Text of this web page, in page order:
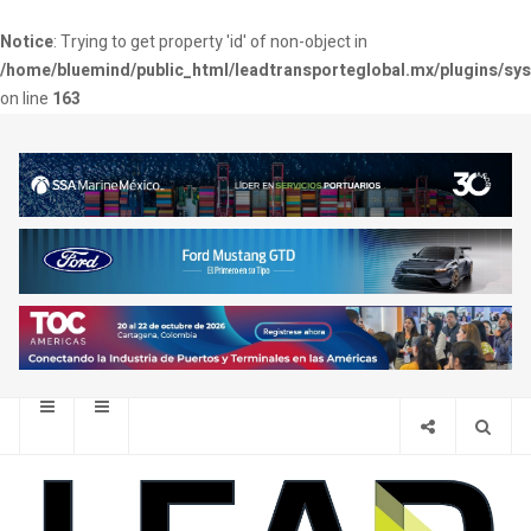
Notice: Trying to get property 'id' of non-object in
/home/bluemind/public_html/leadtransporteglobal.mx/plugins/
on line 163